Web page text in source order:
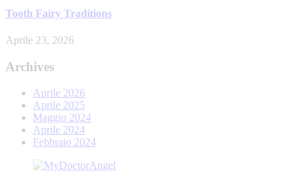
Tooth Fairy Traditions
Aprile 23, 2026
Archives
Aprile 2026
Aprile 2025
Maggio 2024
Aprile 2024
Febbraio 2024